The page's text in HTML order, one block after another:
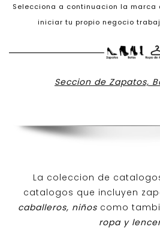
Selecciona a continuacion la marca
iniciar tu propio negocio
Seccion de Zapatos,
La coleccion de
catalogos que incluyen
caballeros, niños como
ropa y